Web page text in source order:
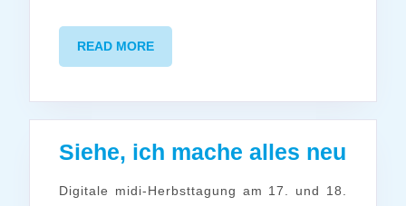
READ MOREREAD
MORE
Siehe, ich mache alles neu
Digitale midi-Herbsttagung am 17. und 18.